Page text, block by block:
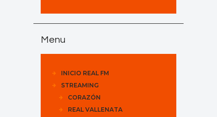
Menu
INICIO REAL FM
STREAMING
CORAZÓN
REAL VALLENATA